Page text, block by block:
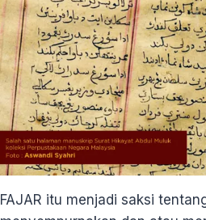
FAJAR itu menjadi saksi